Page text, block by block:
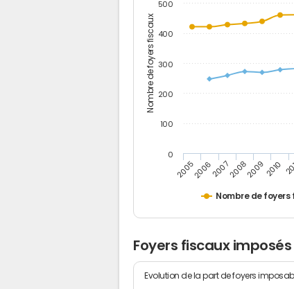
Nombre de foyers fiscaux
Nombre de foyers
200520062007200820092010
0
100
200
300
400
500
Foyers fiscaux
Evolution de la part de foyers